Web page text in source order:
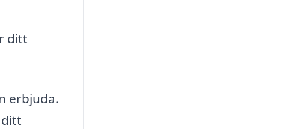
ditt
erbjuda.
ditt